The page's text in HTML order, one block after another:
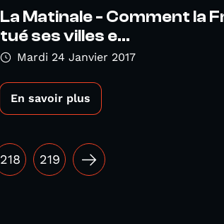
La Matinale - Comment la
tué ses villes e...
Mardi 24 Janvier 2017
En savoir plus
218 219